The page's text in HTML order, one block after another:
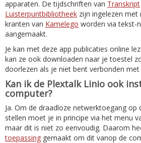
apparaten. De tijdschriften van Transkript
Luisterpuntbibliotheek zijn ingelezen met
kranten van Kamelego worden via tekst-
aangemaakt.
Je kan met deze app publicaties online
kan ze ook downloaden naar je toestel
doorlezen als je niet bent verbonden
Kan ik de Plextalk Linio ook
computer?
Ja. Om de draadloze netwerktoegang op
stellen moet je in principe via het menu
maar dit is niet zo eenvoudig. Daarom
toepassing gemaakt om dit vanop de